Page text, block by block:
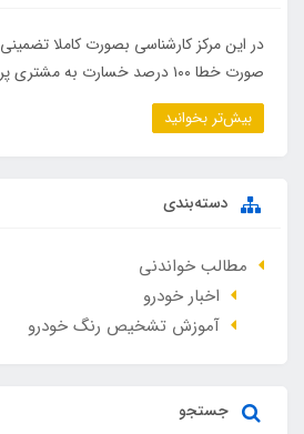
در این مرکز کارشناسی بصورت کاملا
صورت خطا ۱۰۰ درصد خسارت به مشتری پرداخت می شود...
بیش‌تر بخوانید
دسته‌بندی
مطالب خواندنی
اخبار خودرو
آموزش تشخیص رنگ خودرو
جستجو